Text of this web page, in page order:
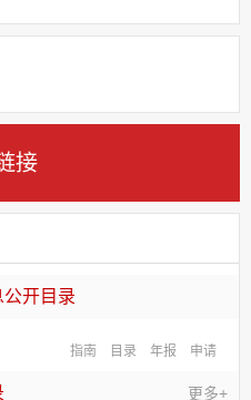
接
开目录
指南 目录 年报 申请
更多+